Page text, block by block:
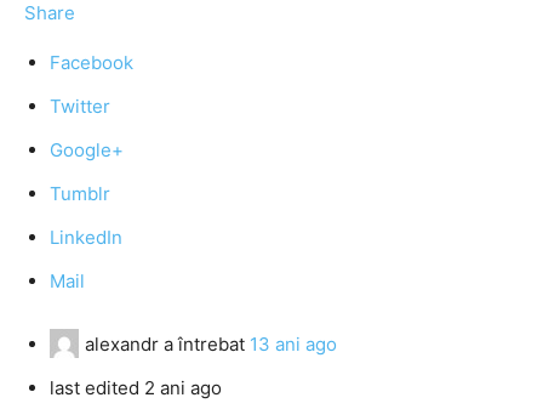
Share
Facebook
Twitter
Google+
Tumblr
LinkedIn
Mail
alexandr a întrebat 13 ani ago
last edited 2 ani ago